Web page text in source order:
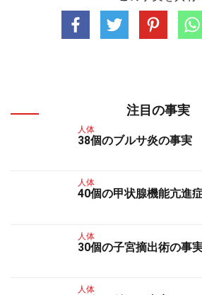
注目の事実
人体
38個のブルサ炎の事実
人体
40個の甲状腺機能亢進
人体
30個の子宮摘出術の事
人体